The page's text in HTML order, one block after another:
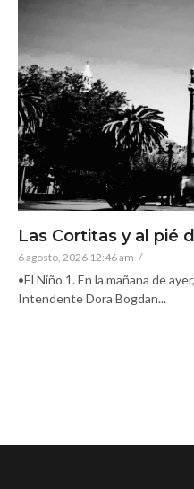
Las Cortitas y al pié
6 agosto, 2026 12:46 am /
•El Niño 1. En la mañana de
Intendente Dora Bogdan...